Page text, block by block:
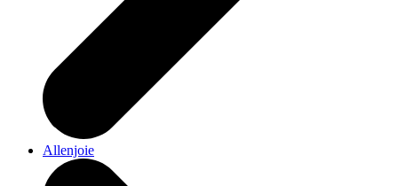
Allenjoie